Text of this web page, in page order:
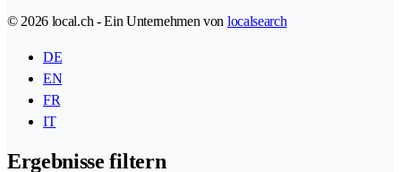
© 2026 local.ch - Ein Unternehmen von localsearch
DE
EN
FR
IT
Ergebnisse filtern